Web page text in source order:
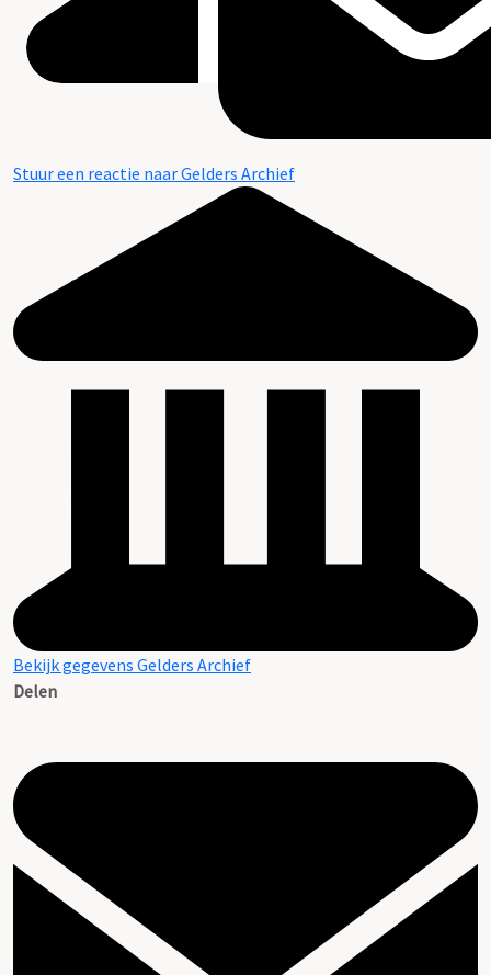
Stuur een reactie naar Gelders Archief
Bekijk gegevens Gelders Archief
Delen